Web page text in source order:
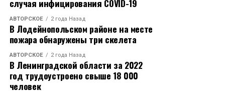
случая инфицирования COVID-19
АВТОРСКОЕ 2 года Назад
В Лодейнопольском районе на месте
пожара обнаружены три скелета
АВТОРСКОЕ 2 года Назад
В Ленинградской области за 2022
год трудоустроено свыше 18 000
человек